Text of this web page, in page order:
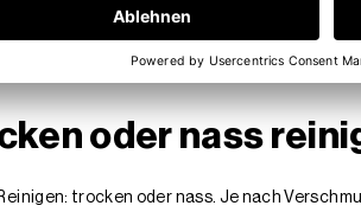
auf einmal Rückenschmerzen, weil die
Und wenn Du noch mehr wissen willst:
oder nass
trocken oder nass. Je nach